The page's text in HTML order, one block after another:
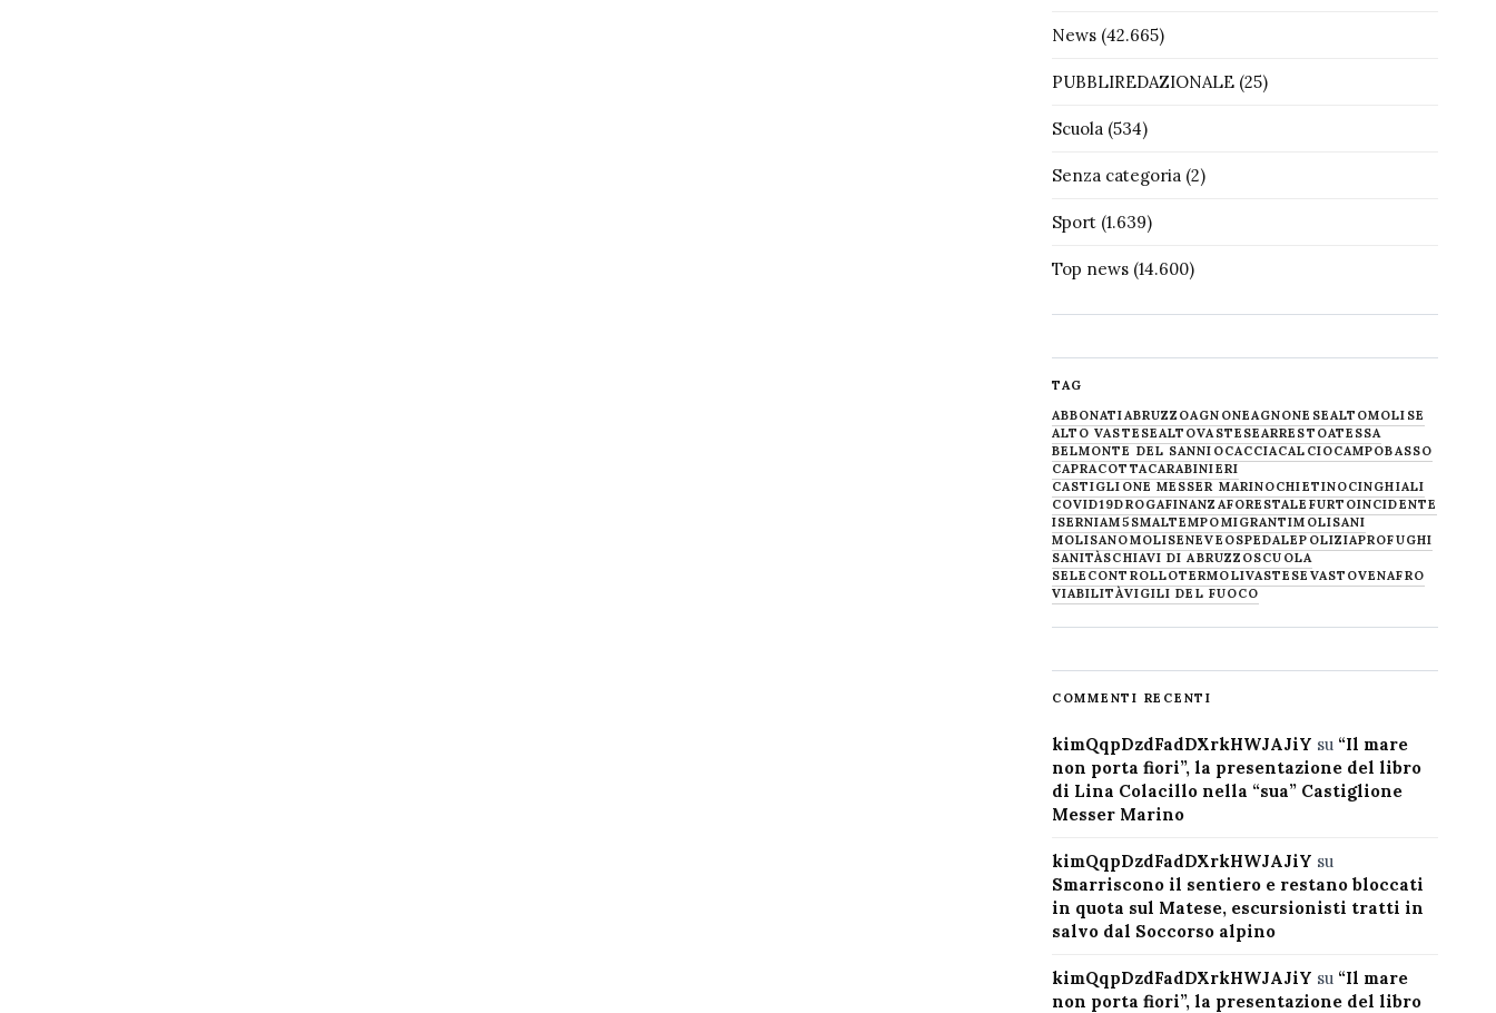
News(42.665)
PUBBLIREDAZIONALE(25)
Scuola(534)
Senza categoria(2)
Sport(1.639)
Top news(14.600)
TAG
ABBONATIABRUZZOAGNONEAGNONESEALTOMOLISE
ALTO VASTESEALTOVASTESEARRESTOATESSA
BELMONTE DEL SANNIOCACCIACALCIOCAMPOBASSO
CAPRACOTTACARABINIERI
CASTIGLIONE MESSER MARINOCHIETINOCINGHIALI
COVID19DROGAFINANZAFORESTALE FURTOINCIDENTE
ISERNIAM5SMALTEMPOMIGRANTIMOLISANI
MOLISANOMOLISENEVE OSPEDALEPOLIZIAPROFUGHI
SANITÀSCHIAVI DI ABRUZZOSCUOLA
SELECONTROLLOTERMOLIVASTESE VASTOVENAFRO
VIABILITÀVIGILI DEL FUOCO
COMMENTI RECENTI
kimQqpDzdFadDXrkHWJAJiY su “Il mare
non porta fiori”, la presentazione del libro
di Lina Colacillo nella “sua” Castiglione
Messer Marino
kimQqpDzdFadDXrkHWJAJiY su
Smarriscono il sentiero e restano bloccati
in quota sul Matese, escursionisti tratti in
salvo dal Soccorso alpino
kimQqpDzdFadDXrkHWJAJiY su “Il mare
non porta fiori”, la presentazione del libro